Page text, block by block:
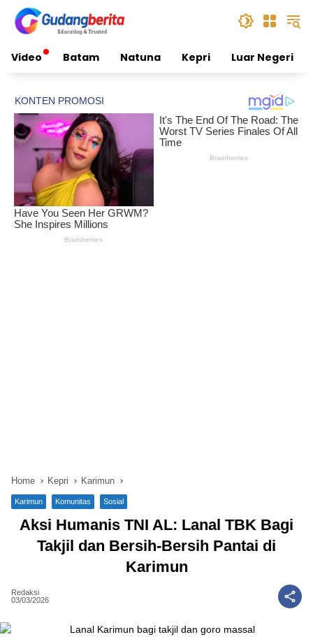
content
Video Batam Natuna Kepri Luar Negeri
Home Kepri Karimun
Karimun Komunitas Sosial
Aksi Humanis TNI AL: Lanal TBK Bagi
Takjil dan Bersih-Bersih Pantai di
Karimun
Redaksi
03/03/2026